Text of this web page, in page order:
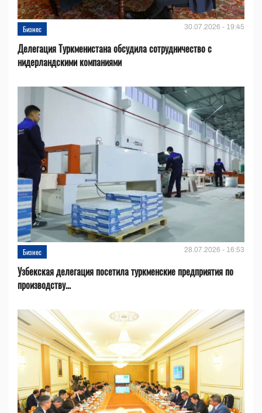
Бизнес 30.07.2026 - 19:45
Делегация Туркменистана обсудила сотрудничество с
нидерландскими компаниями
Бизнес 28.07.2026 - 16:53
Узбекская делегация посетила туркменские предприятия по
производству...